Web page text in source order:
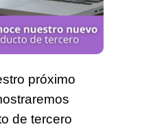
próximo
de tercero